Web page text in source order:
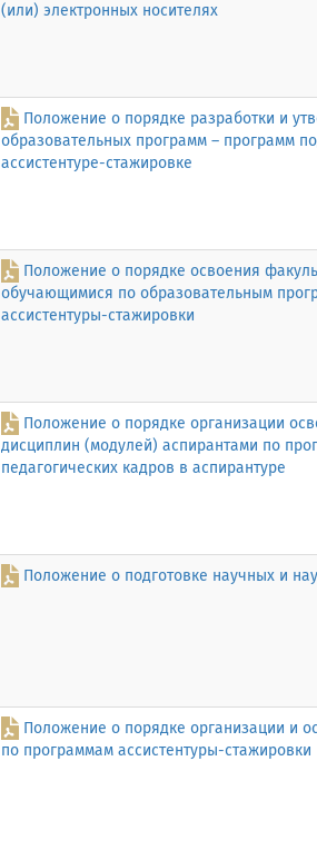
(или) электронных носителях
Положение о порядке разработки и
образовательных программ – программ
ассистентуре-стажировке
Положение о порядке освоения
обучающимися по образовательным
ассистентуры-стажировки
Положение о порядке организации
дисциплин (модулей) аспирантами по
педагогических кадров в аспирантуре
Положение о подготовке научных и
Положение о порядке организации и
по программам ассистентуры-стажировки